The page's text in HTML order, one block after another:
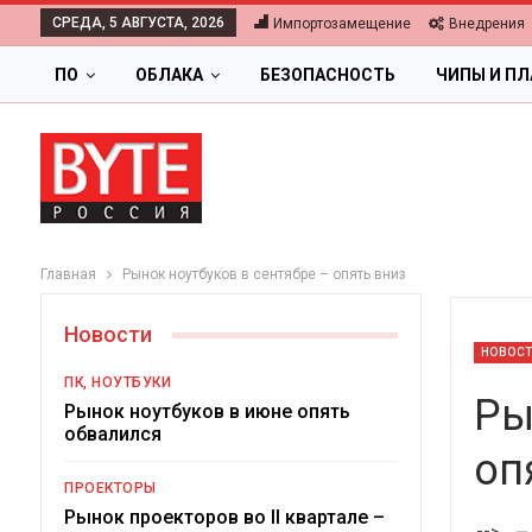
СРЕДА, 5 АВГУСТА, 2026 Импортозамещение Внедрения
ПО ОБЛАКА БЕЗОПАСНОСТЬ ЧИПЫ И
Главная Рынок ноутбуков в сентябре – опять вниз
Новости
ПК, НОУТБУКИ
Рынок ноутбуков в июне опять
обвалился
ПРОЕКТОРЫ
Рынок проекторов во II квартале –
ОБЛАКА
Цифровая экономика